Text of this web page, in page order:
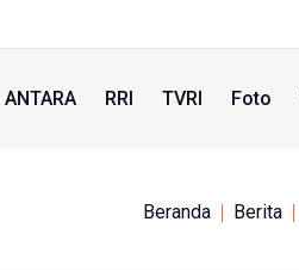
ANTARA RRI TVRI Foto
Beranda Berita